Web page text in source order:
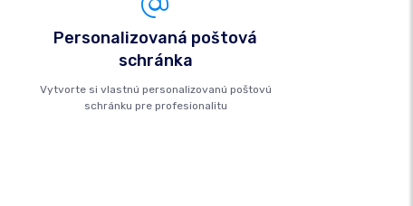
Personalizovaná poštová
schránka
Vytvorte si vlastnú personalizovanú poštovú
schránku pre profesionalitu